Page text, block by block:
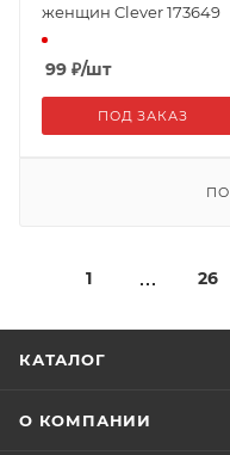
женщин Clever 173649
99 ₽/шт
ПОД ЗАКАЗ
1 26
КАТАЛОГ
О КОМПАНИИ